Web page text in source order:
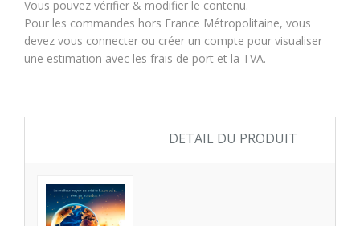
Vous pouvez vérifier & modifier le contenu.
Pour les commandes hors France Métropolitaine, vous
devez vous connecter ou créer un compte pour visualiser
une estimation avec les frais de port et la TVA.
DETAIL DU PRODUIT